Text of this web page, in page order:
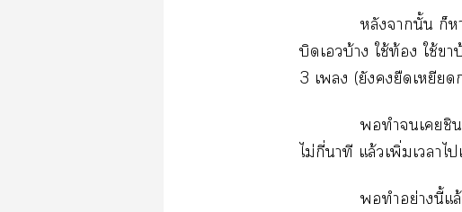
หลังานั้น ก็
บิดเบ้าง ใช้ท้อง ใช้ข
3 เ (ยังยืดเหยีย
ทำเชิ
ไม่กี่นาที แล้วเพิ่มเาไ
ทำอย่างนี้แ